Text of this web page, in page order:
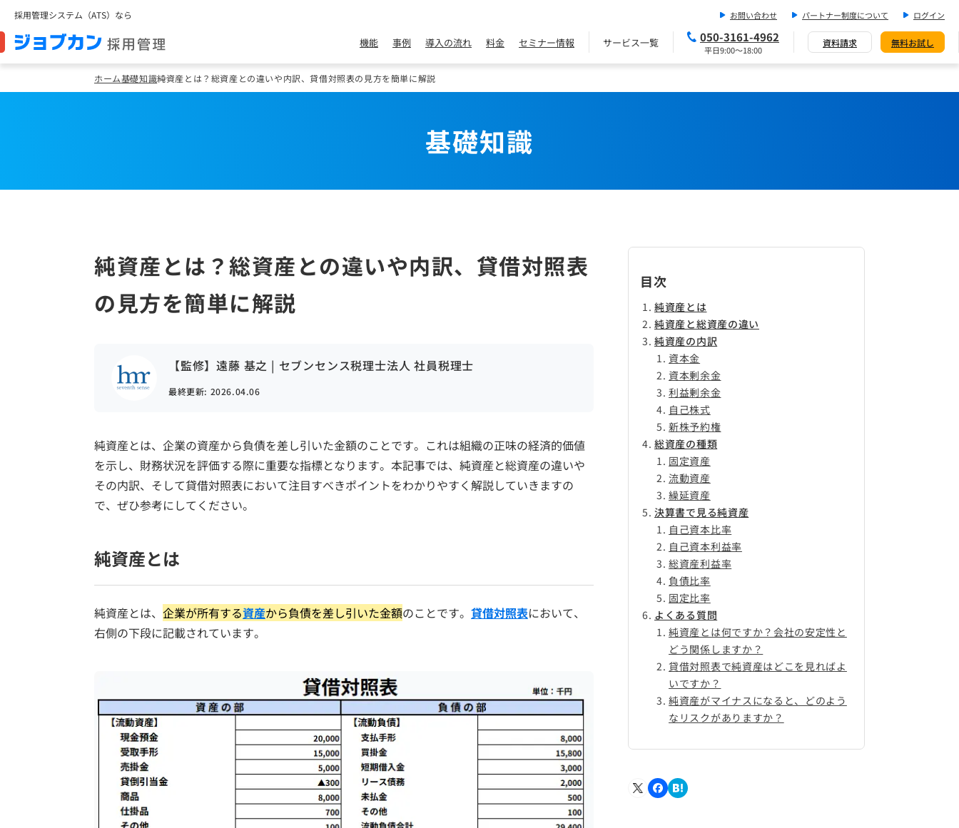
採用管理システム（ATS）なら お問い合わせ パートナー制度について ログイン
機能 事例 導入の流れ 料金 セミナー情報 サービス一覧 050-3161-4962
平日9:00～18:00
資料請求 無料お試し
ホーム基礎知識純資産とは？総資産との違いや内訳、貸借対照表の見方を簡単に解説
基礎知識
純資産とは？総資産との違いや内訳、貸借対照表
の見方を簡単に解説
【監修】遠藤 基之 | セブンセンス税理士法人 社員税理士
最終更新: 2026.04.06
純資産とは、企業の資産から負債を差し引いた金額のことです。これは組織の正味の経済的価値
を示し、財務状況を評価する際に重要な指標となります。本記事では、純資産と総資産の違いや
その内訳、そして貸借対照表において注目すべきポイントをわかりやすく解説していきますの
で、ぜひ参考にしてください。
純資産とは
純資産とは、 企業が所有する資産から負債を差し引いた金額のことです。 貸借対照表において、
右側の下段に記載されています。
目次
純資産とは
純資産と総資産の違い
純資産の内訳
資本金
資本剰余金
利益剰余金
自己株式
新株予約権
総資産の種類
固定資産
流動資産
繰延資産
決算書で見る純資産
自己資本比率
自己資本利益率
総資産利益率
負債比率
固定比率
よくある質問
純資産とは何ですか？会社の安定性と
どう関係しますか？
貸借対照表で純資産はどこを見ればよ
いですか？
純資産がマイナスになると、どのよう
なリスクがありますか？